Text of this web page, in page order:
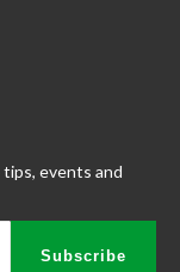
events and
Subscribe